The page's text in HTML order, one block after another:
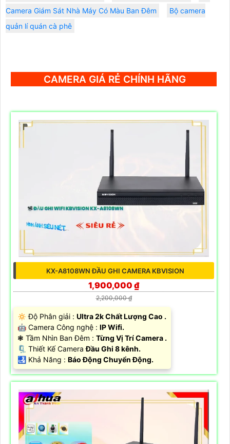
Camera Giám Sát Nhà Máy Có Màu Ban Đêm
Bộ camera
quản lí quán cà phê
CAMERA GIÁ RẺ CHÍNH HÃNG
KX-A8108WN ĐẦU GHI CAMERA KBVISION
1,900,000 ₫
2,200,000 ₫
🔅 Độ Phân giải : Ultra 2k Chất Lượng Cao .
🤖️ Camera Công nghệ : IP Wifi.
❃ Tầm Nhìn Ban Đêm : Từng Vị Trí Camera .
🗜️ Thiết Kế CameraĐầu Ghi 8 kênh.
️🛃 Khả Năng : Báo Động Chuyển Động.